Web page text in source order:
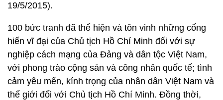
19/5/2015).
100 bức tranh đã thể hiện và tôn vinh những cống
hiến vĩ đại của Chủ tịch Hồ Chí Minh đối với sự
nghiệp cách mạng của Đảng và dân tộc Việt Nam,
với phong trào cộng sản và công nhân quốc tế; tình
cảm yêu mến, kính trọng của nhân dân Việt Nam và
thế giới đối với Chủ tịch Hồ Chí Minh. Đồng thời,